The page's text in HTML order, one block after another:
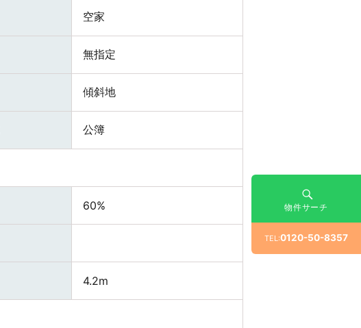
空家
無指定
傾斜地
公簿
60%
4.2m
物件サーチ
TEL:0120-50-8357